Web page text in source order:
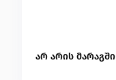
არ არის მარაგში